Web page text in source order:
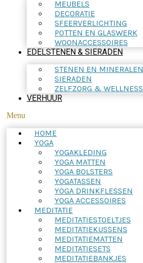
MEUBELS
DECORATIE
SFEERVERLICHTING
POTTEN EN GLASWERK
WOONACCESSOIRES
EDELSTENEN & SIERADEN
STENEN EN MINERALEN
SIERADEN
ZELFZORG & WELLNESS
VERHUUR
Menu
HOME
YOGA
YOGAKLEDING
YOGA MATTEN
YOGA BOLSTERS
YOGATASSEN
YOGA DRINKFLESSEN
YOGA ACCESSOIRES
MEDITATIE
MEDITATIESTOELTJES
MEDITATIEKUSSENS
MEDITATIEMATTEN
MEDITATIESETS
MEDITATIEBANKJES